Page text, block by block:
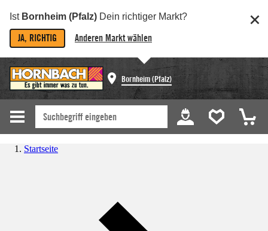
Ist Bornheim (Pfalz) Dein richtiger Markt?
JA, RICHTIG Anderen Markt wählen
Bornheim (Pfalz)
Startseite